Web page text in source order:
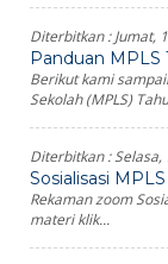
Diterbitkan :Jumat,
Panduan MPLS
Berikut kami
Sekolah (MPLS)
Diterbitkan :Selasa,
Sosialisasi
Rekaman zoom
materi klik...